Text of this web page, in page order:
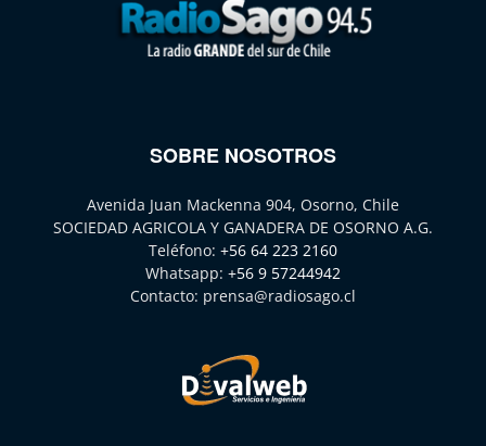
SOBRE NOSOTROS
Avenida Juan Mackenna 904, Osorno, Chile
SOCIEDAD AGRICOLA Y GANADERA DE OSORNO A.G.
Teléfono: +56 64 223 2160
Whatsapp: +56 9 57244942
Contacto: prensa@radiosago.cl